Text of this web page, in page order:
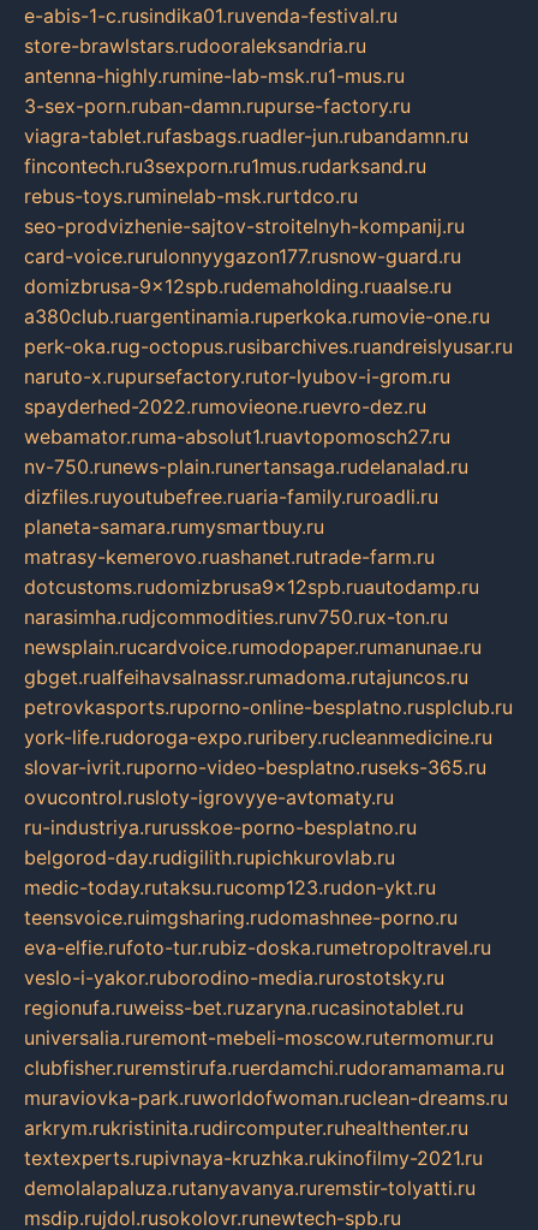
e-abis-1-c.rusindika01.ruvenda-festival.ru
store-brawlstars.rudooraleksandria.ru
antenna-highly.rumine-lab-msk.ru1-mus.ru
3-sex-porn.ruban-damn.rupurse-factory.ru
viagra-tablet.rufasbags.ruadler-jun.rubandamn.ru
fincontech.ru3sexporn.ru1mus.rudarksand.ru
rebus-toys.ruminelab-msk.rurtdco.ru
seo-prodvizhenie-sajtov-stroitelnyh-kompanij.ru
card-voice.rurulonnyygazon177.rusnow-guard.ru
domizbrusa-9x12spb.rudemaholding.ruaalse.ru
a380club.ruargentinamia.ruperkoka.rumovie-one.ru
perk-oka.rug-octopus.rusibarchives.ruandreislyusar.ru
naruto-x.rupursefactory.rutor-lyubov-i-grom.ru
spayderhed-2022.rumovieone.ruevro-dez.ru
webamator.ruma-absolut1.ruavtopomosch27.ru
nv-750.runews-plain.runertansaga.rudelanalad.ru
dizfiles.ruyoutubefree.ruaria-family.ruroadli.ru
planeta-samara.rumysmartbuy.ru
matrasy-kemerovo.ruashanet.rutrade-farm.ru
dotcustoms.rudomizbrusa9x12spb.ruautodamp.ru
narasimha.rudjcommodities.runv750.rux-ton.ru
newsplain.rucardvoice.rumodopaper.rumanunae.ru
gbget.rualfeihavsalnassr.rumadoma.rutajuncos.ru
petrovkasports.ruporno-online-besplatno.rusplclub.ru
york-life.rudoroga-expo.ruribery.rucleanmedicine.ru
slovar-ivrit.ruporno-video-besplatno.ruseks-365.ru
ovucontrol.rusloty-igrovyye-avtomaty.ru
ru-industriya.rurusskoe-porno-besplatno.ru
belgorod-day.rudigilith.rupichkurovlab.ru
medic-today.rutaksu.rucomp123.rudon-ykt.ru
teensvoice.ruimgsharing.rudomashnee-porno.ru
eva-elfie.rufoto-tur.rubiz-doska.rumetropoltravel.ru
veslo-i-yakor.ruborodino-media.rurostotsky.ru
regionufa.ruweiss-bet.ruzaryna.rucasinotablet.ru
universalia.ruremont-mebeli-moscow.rutermomur.ru
clubfisher.ruremstirufa.ruerdamchi.rudoramamama.ru
muraviovka-park.ruworldofwoman.ruclean-dreams.ru
arkrym.rukristinita.rudircomputer.ruhealthenter.ru
textexperts.rupivnaya-kruzhka.rukinofilmy-2021.ru
demolalapaluza.rutanyavanya.ruremstir-tolyatti.ru
msdip.rujdol.rusokolovr.runewtech-spb.ru